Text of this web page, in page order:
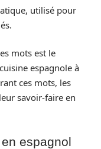
utilisé pour
mots est le
espagnole à
ces mots, les
savoir-faire en
espagnol